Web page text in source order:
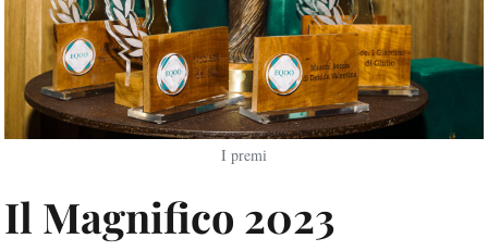
I premi
Il Magnifico 2023